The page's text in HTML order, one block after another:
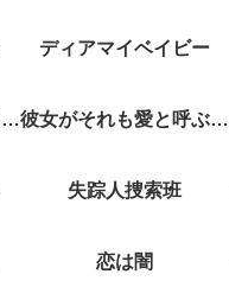
ディアマイベイビー
しあわせは食べて寝て待て 彼女がそれも愛と呼ぶなら
失踪人捜索班
恋は闇